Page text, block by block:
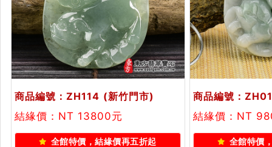
商品編號：ZH114 (新竹門市)
結緣價：NT 13800元
全館特價，結緣價再五折起
商品編號：
結緣價：NT
全館特價